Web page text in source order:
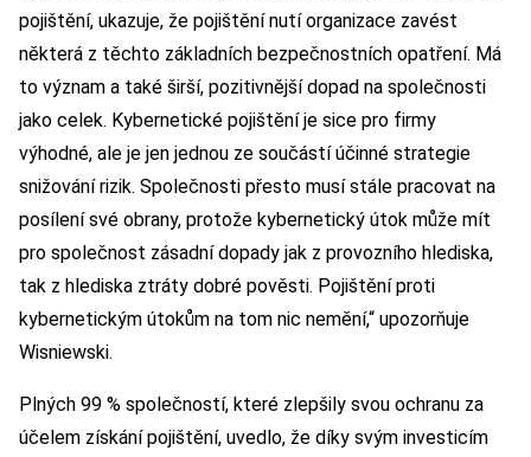
pojištění, ukazuje, že pojištění nutí organizace zavést
některá z těchto základních bezpečnostních opatření. Má
to význam a také širší, pozitivnější dopad na společnosti
jako celek. Kybernetické pojištění je sice pro firmy
výhodné, ale je jen jednou ze součástí účinné strategie
snižování rizik. Společnosti přesto musí stále pracovat na
posílení své obrany, protože kybernetický útok může mít
pro společnost zásadní dopady jak z provozního hlediska,
tak z hlediska ztráty dobré pověsti. Pojištění proti
kybernetickým útokům na tom nic nemění,“ upozorňuje
Wisniewski.
Plných 99 % společností, které zlepšily svou ochranu za
účelem získání pojištění, uvedlo, že díky svým investicím